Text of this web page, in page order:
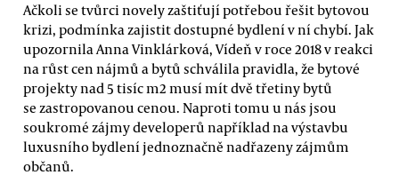
Ačkoli se tvůrci novely zaštiťují potřebou řešit bytovou
krizi, podmínka zajistit dostupné bydlení v ní chybí. Jak
upozornila Anna Vinklárková, Vídeň v roce 2018 v reakci
na růst cen nájmů a bytů schválila pravidla, že bytové
projekty nad 5 tisíc m2 musí mít dvě třetiny bytů
se zastropovanou cenou. Naproti tomu u nás jsou
soukromé zájmy developerů například na výstavbu
luxusního bydlení jednoznačně nadřazeny zájmům
občanů.